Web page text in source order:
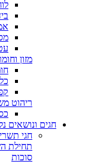
מזון
ריהוט
חגים ונושאים
חגי תשרי
תחילת
סוכות